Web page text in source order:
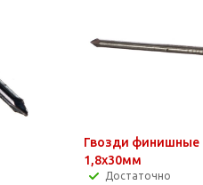
Гвозди финишные
1,8х30мм
Достаточно